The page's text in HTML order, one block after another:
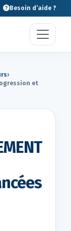
Besoin d’aide ?
›
et